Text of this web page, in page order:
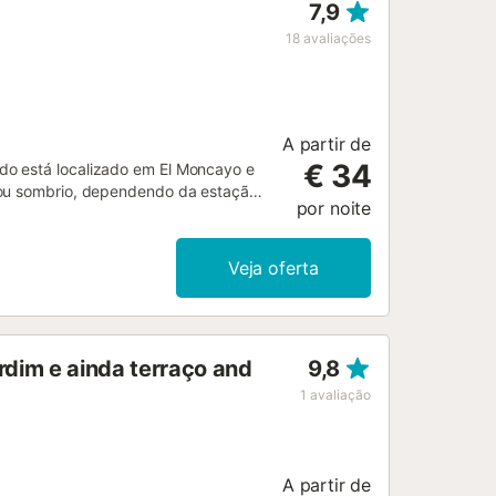
7,9
18 avaliações
está localizado em El Moncayo e
sombrio, dependendo da estação
a pé através do pinhal....
A partir de
€ 34
por noite
Veja oferta
e ainda terraço and
9,8
1 avaliação
A partir de